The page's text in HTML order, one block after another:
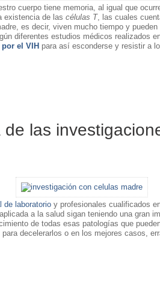
cuerpo tiene memoria, al igual que
existencia de las células T, las cuales
es decir, viven mucho tiempo y pueden
diferentes estudios médicos realizados
el VIH para así esconderse y resistir a
de las
de laboratorio y profesionales cualificados
a la salud sigan teniendo una gran
de todas esas patologías que
decelerarlos o en los mejores casos,